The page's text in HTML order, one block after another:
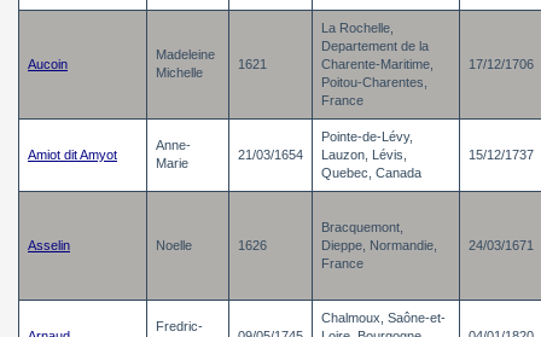
Aucoin
Madeleine
Michelle
1621
La Rochelle,
Departement de la
Charente-Maritime,
Poitou-Charentes,
France
17/12/1706
Amiot dit Amyot
Anne-
Marie
21/03/1654
Pointe-de-Lévy,
Lauzon, Lévis,
Quebec, Canada
15/12/1737
Asselin Noelle 1626
Bracquemont,
Dieppe, Normandie,
France
24/03/1671
Fredric-
Chalmoux, Saône-et-